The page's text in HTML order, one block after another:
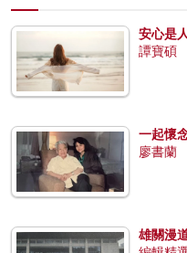
安心是
譚寶碩
一起懷
廖書蘭
雄關漫